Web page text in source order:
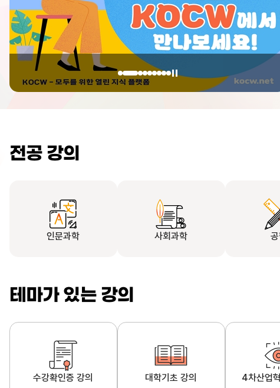
전공 강의
인문과학 사회과학
테마가 있는 강의
수강확인증 강의 대학기초 강의 4차산업